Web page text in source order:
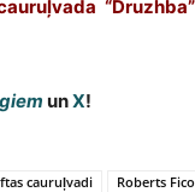
unX!
cauruļvadi Roberts Fico